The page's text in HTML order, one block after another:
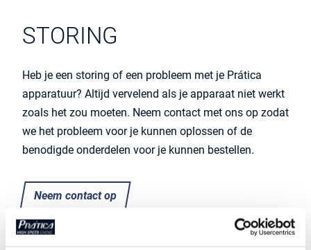
STORING
Heb je een storing of een probleem met je Prática
apparatuur? Altijd vervelend als je apparaat niet werkt
zoals het zou moeten. Neem contact met ons op zodat
we het probleem voor je kunnen oplossen of de
benodigde onderdelen voor je kunnen bestellen.
Neem contact op